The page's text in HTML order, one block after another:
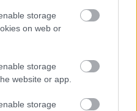
storage
on web or
storage
website or app.
storage
της συνέντευξης